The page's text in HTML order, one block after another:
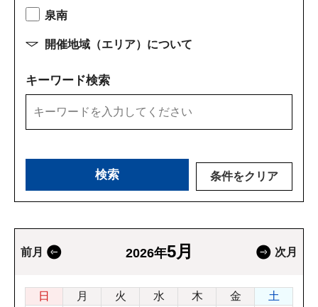
泉南
開催地域（エリア）について
キーワード検索
条件をクリア
前月 2026年5月 次月
日 月 火 水 木 金
土